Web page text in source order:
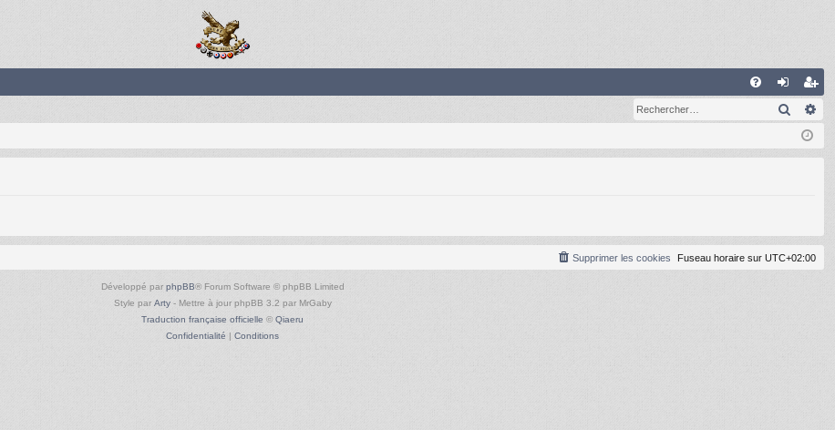
on ns
cri
Fuseau horaire sur UTC+02:00
Supprimer les cookies
Développé par phpBB® Forum Software © phpBB Limited
Style par Arty- Mettre à jour phpBB 3.2 par MrGaby
Traduction française officielle © Qiaeru
Confidentialité | Conditions